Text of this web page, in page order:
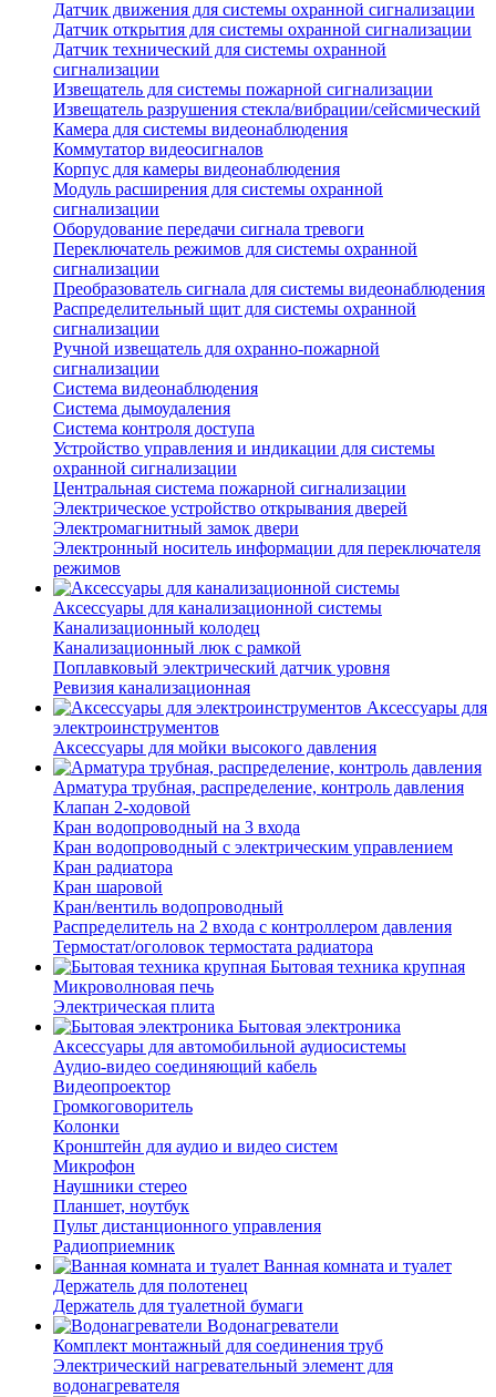
Датчик движения для системы охранной сигнализации
Датчик открытия для системы охранной сигнализации
Датчик технический для системы охранной
сигнализации
Извещатель для системы пожарной сигнализации
Извещатель разрушения стекла/вибрации/сейсмический
Камера для системы видеонаблюдения
Коммутатор видеосигналов
Корпус для камеры видеонаблюдения
Модуль расширения для системы охранной
сигнализации
Оборудование передачи сигнала тревоги
Переключатель режимов для системы охранной
сигнализации
Преобразователь сигнала для системы видеонаблюдения
Распределительный щит для системы охранной
сигнализации
Ручной извещатель для охранно-пожарной
сигнализации
Система видеонаблюдения
Система дымоудаления
Система контроля доступа
Устройство управления и индикации для системы
охранной сигнализации
Центральная система пожарной сигнализации
Электрическое устройство открывания дверей
Электромагнитный замок двери
Электронный носитель информации для переключателя
режимов
Аксессуары для канализационной системы
Канализационный колодец
Канализационный люк с рамкой
Поплавковый электрический датчик уровня
Ревизия канализационная
Аксессуары для
электроинструментов
Аксессуары для мойки высокого давления
Арматура трубная, распределение, контроль давления
Клапан 2-ходовой
Кран водопроводный на 3 входа
Кран водопроводный с электрическим управлением
Кран радиатора
Кран шаровой
Кран/вентиль водопроводный
Распределитель на 2 входа с контроллером давления
Термостат/оголовок термостата радиатора
Бытовая техника крупная
Микроволновая печь
Электрическая плита
Бытовая электроника
Аксессуары для автомобильной аудиосистемы
Аудио-видео соединяющий кабель
Видеопроектор
Громкоговоритель
Колонки
Кронштейн для аудио и видео систем
Микрофон
Наушники стерео
Планшет, ноутбук
Пульт дистанционного управления
Радиоприемник
Ванная комната и туалет
Держатель для полотенец
Держатель для туалетной бумаги
Водонагреватели
Комплект монтажный для соединения труб
Электрический нагревательный элемент для
водонагревателя